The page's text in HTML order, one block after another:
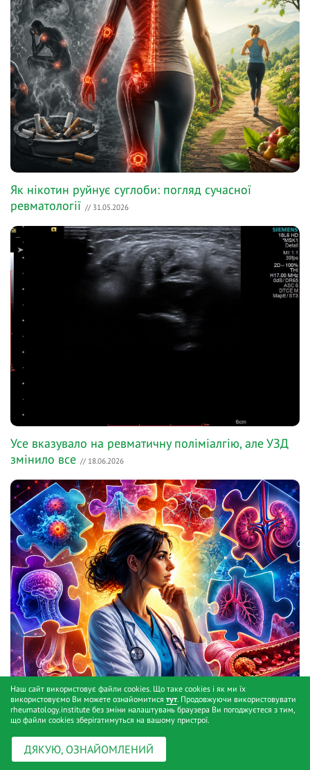
Як нікотин руйнує суглоби: погляд сучасної
ревматології // 31.05.2026
Усе вказувало на ревматичну поліміалгію, але УЗД
змінило все // 18.06.2026
Наш сайт використовує файли cookies. Що таке cookies і як ми їх
використовуємо Ви можете ознайомитися тут. Продовжуючи використовувати
rheumatology.institute без зміни налаштувань браузера Ви погоджуєтеся з тим,
що файли cookies зберігатимуться на вашому пристрої.
ДЯКУЮ, ОЗНАЙОМЛЕНИЙ